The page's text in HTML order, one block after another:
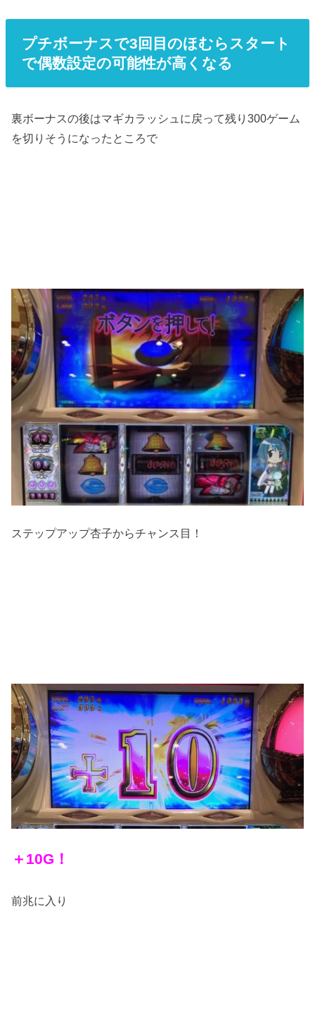
プチボーナスで3回目のほむらスタート
で偶数設定の可能性が高くなる
裏ボーナスの後はマギカラッシュに戻って残り300ゲーム
を切りそうになったところで
ステップアップ杏子からチャンス目！
＋10G！
前兆に入り